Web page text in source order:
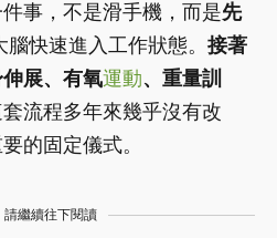
事，不是滑手機，而是先
腦快速進入工作狀態。 接著
展、有氧運動、重量訓
套流程多年來幾乎沒有改
的固定儀式。
繼續往下閱讀